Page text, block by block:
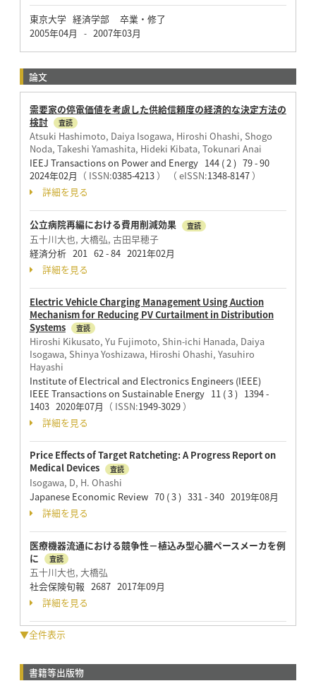
東京大学 経済学部 卒業・修了
2005年04月
- 2007年03月
論文
需要家の停電価値を考慮した供給信頼度の経済的な決定方法の
検討
査読
Atsuki Hashimoto, Daiya Isogawa, Hiroshi Ohashi, Shogo
Noda, Takeshi Yamashita, Hideki Kibata, Tokunari Anai
IEEJ Transactions on Power and Energy 144 ( 2 ) 79 - 90
2024年02月 （ ISSN:0385-4213） （ eISSN:1348-8147）
詳細を見る
公立病院再編における費用削減効果 査読
五十川大也, 大橋弘, 古田早穂子
経済分析 201 62 - 84 2021年02月
詳細を見る
Electric Vehicle Charging Management Using Auction
Mechanism for Reducing PV Curtailment in Distribution
Systems
査読
Hiroshi Kikusato, Yu Fujimoto, Shin-ichi Hanada, Daiya
Isogawa, Shinya Yoshizawa, Hiroshi Ohashi, Yasuhiro
Hayashi
Institute of Electrical and Electronics Engineers (IEEE)
IEEE Transactions on Sustainable Energy 11 ( 3 ) 1394 -
1403 2020年07月 （ ISSN:1949-3029）
詳細を見る
Price Effects of Target Ratcheting: A Progress Report on
Medical Devices
査読
Isogawa, D, H. Ohashi
Japanese Economic Review 70 ( 3 ) 331 - 340 2019年08月
詳細を見る
医療機器流通における競争性－植込み型心臓ペースメーカを例
に
査読
五十川大也, 大橋弘
社会保険旬報 2687 2017年09月
詳細を見る
▼全件表示
書籍等出版物